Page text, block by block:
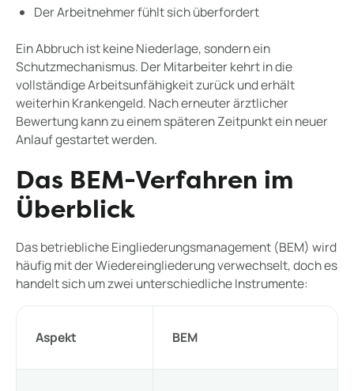
Der Arbeitnehmer fühlt sich überfordert
Ein Abbruch ist keine Niederlage, sondern ein
Schutzmechanismus. Der Mitarbeiter kehrt in die
vollständige Arbeitsunfähigkeit zurück und erhält
weiterhin Krankengeld. Nach erneuter ärztlicher
Bewertung kann zu einem späteren Zeitpunkt ein neuer
Anlauf gestartet werden.
Das BEM-Verfahren im
Überblick
Das betriebliche Eingliederungsmanagement (BEM) wird
häufig mit der Wiedereingliederung verwechselt, doch es
handelt sich um zwei unterschiedliche Instrumente:
Aspekt BEM